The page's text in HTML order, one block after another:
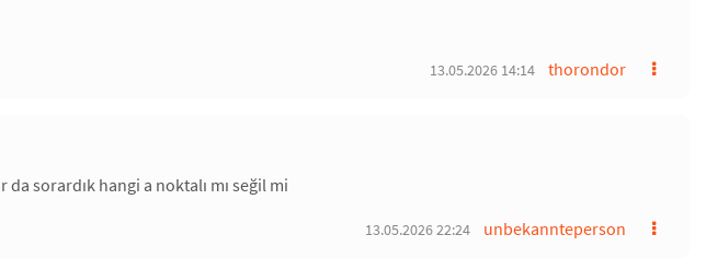
thorondor
13.05.2026 14:14
sorardık hangi a noktalı mı seğil mi
unbekannteperson
13.05.2026 22:24